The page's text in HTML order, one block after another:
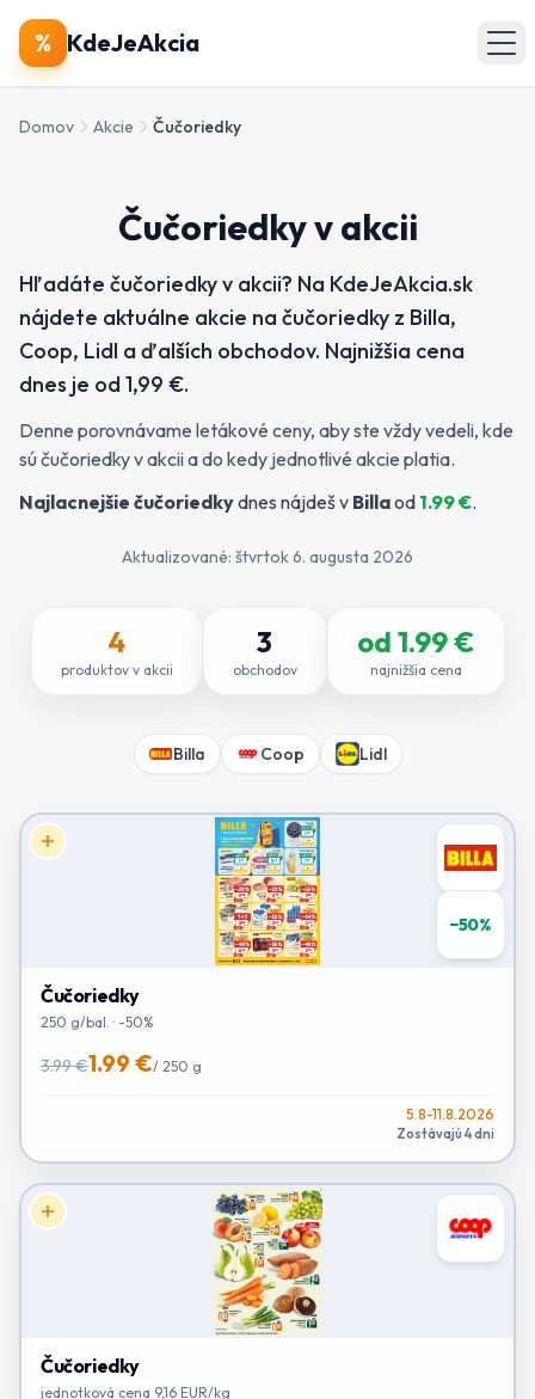
% KdeJeAkcia
🔍Produkty
Zobraziť všetky akcie
Domov Akcie Čučoriedky
Čučoriedky v akcii
Hľadáte čučoriedky v akcii? Na KdeJeAkcia.sk
nájdete aktuálne akcie na čučoriedky z Billa,
Coop, Lidl a ďalších obchodov. Najnižšia cena
dnes je od 1,99 €.
Denne porovnávame letákové ceny, aby ste vždy vedeli, kde
sú čučoriedky v akcii a do kedy jednotlivé akcie platia.
Najlacnejšie čučoriedkydnes nájdeš v Billaod 1.99€.
Aktualizované: štvrtok 6. augusta 2026
4
produktov v akcii
3
obchodov
od 1.99€
najnižšia cena
Billa Coop Lidl
−50%
Čučoriedky
250 g/bal. · -50%
3.99 €1.99 €/ 250 g
5.8-11.8.2026
Zostávajú 4 dni
Čučoriedky
jednotková cena 9,16 EUR/kg